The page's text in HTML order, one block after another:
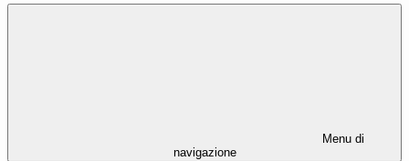
Menu di
navigazione